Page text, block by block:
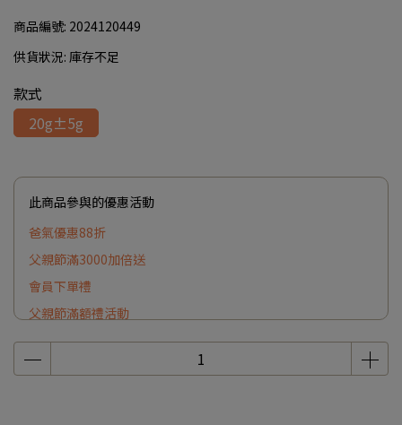
商品編號: 2024120449
供貨狀況: 庫存不足
款式
20g±5g
此商品參與的優惠活動
爸氣優惠88折
父親節滿3000加倍送
會員下單禮
父親節滿額禮活動